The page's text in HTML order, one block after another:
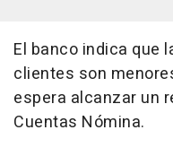
El banco indica que
clientes son
espera alcanzar un
Cuentas Nómina.